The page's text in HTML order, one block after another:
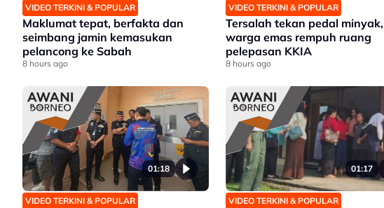
VIDEO TERKINI & POPULAR
Maklumat tepat, berfakta dan
seimbang jamin kemasukan
pelancong ke Sabah
8 hours ago
VIDEO TERKINI & POPULAR
Tersalah tekan pedal minyak,
warga emas rempuh ruang
pelepasan KKIA
8 hours ago
01:18
VIDEO TERKINI & POPULAR
01:17
VIDEO TERKINI & POPULAR